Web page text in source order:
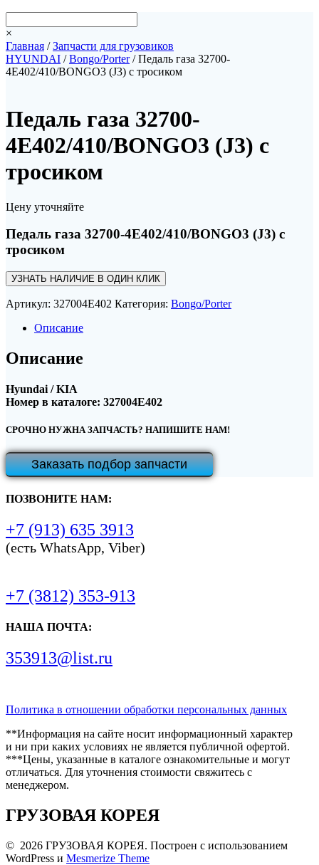
×
Главная /Запчасти для грузовиков
HYUNDAI /Bongo/Porter/ Педаль газа 32700-
4E402/410/BONGO3 (J3) с тросиком
Педаль газа 32700-
4E402/410/BONGO3 (J3) с
тросиком
Цену уточняйте
Педаль газа 32700-4E402/410/BONGO3 (J3) с
тросиком
УЗНАТЬ НАЛИЧИЕ В ОДИН КЛИК
Артикул: 327004E402 Категория: Bongo/Porter
Описание
Описание
Hyundai / KIA
Номер в каталоге: 327004E402
СРОЧНО НУЖНА ЗАПЧАСТЬ? НАПИШИТЕ НАМ!
Заказать подбор запчасти
ПОЗВОНИТЕ НАМ:
+7 (913) 635 3913
(есть WhatsApp, Viber)
+7 (3812) 353-913
НАША ПОЧТА:
353913@list.ru
Политика в отношении обработки персональных данных
**Информация на сайте носит информационный характер
и ни при каких условиях не является публичной офертой.
***Цены, указанные в каталоге ознакомительные и могут
отличаться. Для уточнения стоимости свяжитесь с
менеджером.
ГРУЗОВАЯ КОРЕЯ
© 2026 ГРУЗОВАЯ КОРЕЯ. Построен с использованием
WordPress и Mesmerize Theme